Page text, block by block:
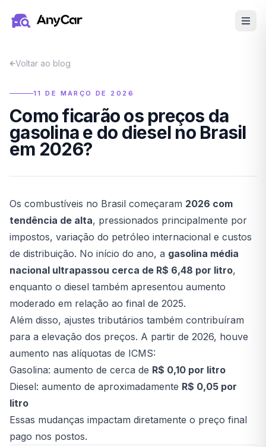
Voltar ao blog
11 DE MARÇO DE 2026
Como ficarão os preços da
gasolina e do diesel no Brasil
em 2026?
Os combustíveis no Brasil começaram 2026 com
tendência de alta, pressionados principalmente por
impostos, variação do petróleo internacional e custos
de distribuição. No início do ano, a gasolina média
nacional ultrapassou cerca de R$ 6,48 por litro,
enquanto o diesel também apresentou aumento
moderado em relação ao final de 2025.
Além disso, ajustes tributários também contribuíram
para a elevação dos preços. A partir de 2026, houve
aumento nas alíquotas de ICMS:
Gasolina: aumento de cerca de R$ 0,10 por litro
Diesel: aumento de aproximadamente R$ 0,05 por
litro
Essas mudanças impactam diretamente o preço final
pago nos postos.